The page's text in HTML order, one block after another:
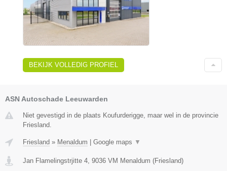
BEKIJK VOLLEDIG PROFIEL
ASN Autoschade Leeuwarden
Niet gevestigd in de plaats Koufurderigge, maar wel in de provincie
Friesland.
Friesland » Menaldum | Google maps ▼
Jan Flamelingstrjitte 4 9036 VM Menaldum (Friesland)